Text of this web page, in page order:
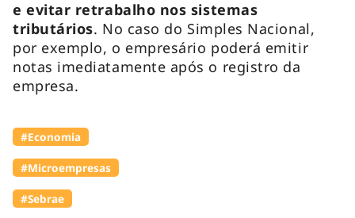
e evitar retrabalho nos sistemas
tributários. No caso do Simples Nacional,
por exemplo, o empresário poderá emitir
notas imediatamente após o registro da
empresa.
#Economia
#Microempresas
#Sebrae